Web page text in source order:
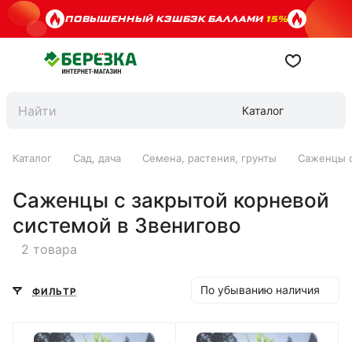
ПОВЫШЕННЫЙ КЭШБЭК БАЛЛАМИ15%
Каталог
Каталог Сад, дача Семена, растения, грунты Саженцы
Саженцы с закрытой корневой
системой в Звенигово
2 товара
ФИЛЬТР По убыванию наличия